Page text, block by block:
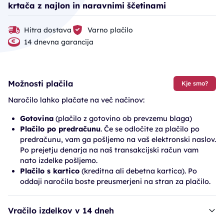
krtača z najlon in naravnimi ščetinami
Hitra dostava
Varno plačilo
14 dnevna garancija
Možnosti plačila Kje smo?
Naročilo lahko plačate na več načinov:
Gotovina (plačilo z gotovino ob prevzemu blaga)
Plačilo po predračunu. Če se odločite za plačilo po
predračunu, vam ga pošljemo na vaš elektronski naslov.
Po prejetju denarja na naš transakcijski račun vam
nato izdelke pošljemo.
Plačilo s kartico (kreditna ali debetna kartica). Po
oddaji naročila boste preusmerjeni na stran za plačilo.
Vračilo izdelkov v 14 dneh